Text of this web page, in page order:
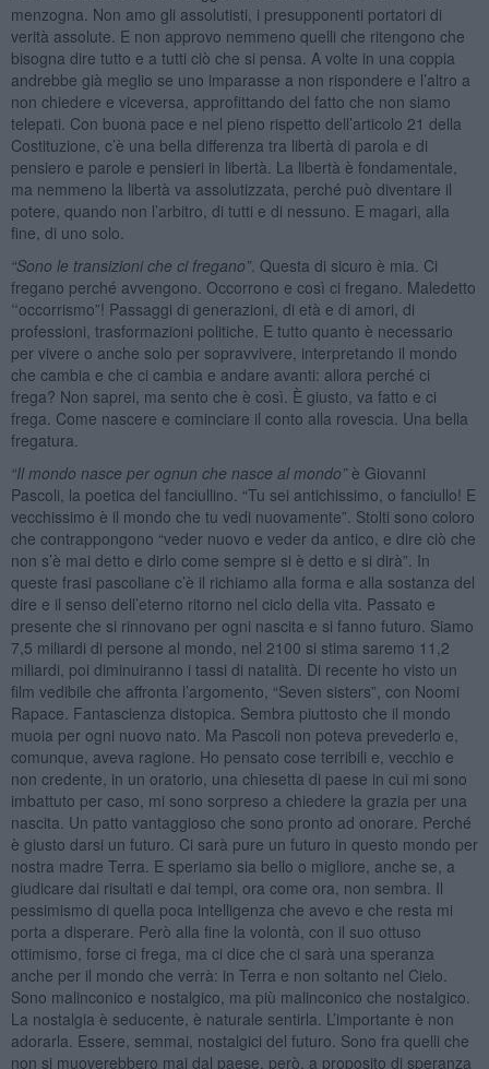
menzogna. Non amo gli assolutisti, i presupponenti portatori di
verità assolute. E non approvo nemmeno quelli che ritengono che
bisogna dire tutto e a tutti ciò che si pensa. A volte in una coppia
andrebbe già meglio se uno imparasse a non rispondere e l’altro a
non chiedere e viceversa, approfittando del fatto che non siamo
telepati. Con buona pace e nel pieno rispetto dell’articolo 21 della
Costituzione, c’è una bella differenza tra libertà di parola e di
pensiero e parole e pensieri in libertà. La libertà è fondamentale,
ma nemmeno la libertà va assolutizzata, perché può diventare il
potere, quando non l’arbitro, di tutti e di nessuno. E magari, alla
fine, di uno solo.
“Sono le transizioni che ci fregano”. Questa di sicuro è mia. Ci
fregano perché avvengono. Occorrono e così ci fregano. Maledetto
“occorrismo”! Passaggi di generazioni, di età e di amori, di
professioni, trasformazioni politiche. E tutto quanto è necessario
per vivere o anche solo per sopravvivere, interpretando il mondo
che cambia e che ci cambia e andare avanti: allora perché ci
frega? Non saprei, ma sento che è così. È giusto, va fatto e ci
frega. Come nascere e cominciare il conto alla rovescia. Una bella
fregatura.
“Il mondo nasce per ognun che nasce al mondo”è Giovanni
Pascoli, la poetica del fanciullino. “Tu sei antichissimo, o fanciullo! E
vecchissimo è il mondo che tu vedi nuovamente”. Stolti sono coloro
che contrappongono “veder nuovo e veder da antico, e dire ciò che
non s’è mai detto e dirlo come sempre si è detto e si dirà”. In
queste frasi pascoliane c’è il richiamo alla forma e alla sostanza del
dire e il senso dell’eterno ritorno nel ciclo della vita. Passato e
presente che si rinnovano per ogni nascita e si fanno futuro. Siamo
7,5 miliardi di persone al mondo, nel 2100 si stima saremo 11,2
miliardi, poi diminuiranno i tassi di natalità. Di recente ho visto un
film vedibile che affronta l’argomento, “Seven sisters”, con Noomi
Rapace. Fantascienza distopica. Sembra piuttosto che il mondo
muoia per ogni nuovo nato. Ma Pascoli non poteva prevederlo e,
comunque, aveva ragione. Ho pensato cose terribili e, vecchio e
non credente, in un oratorio, una chiesetta di paese in cui mi sono
imbattuto per caso, mi sono sorpreso a chiedere la grazia per una
nascita. Un patto vantaggioso che sono pronto ad onorare. Perché
è giusto darsi un futuro. Ci sarà pure un futuro in questo mondo per
nostra madre Terra. E speriamo sia bello o migliore, anche se, a
giudicare dai risultati e dai tempi, ora come ora, non sembra. Il
pessimismo di quella poca intelligenza che avevo e che resta mi
porta a disperare. Però alla fine la volontà, con il suo ottuso
ottimismo, forse ci frega, ma ci dice che ci sarà una speranza
anche per il mondo che verrà: in Terra e non soltanto nel Cielo.
Sono malinconico e nostalgico, ma più malinconico che nostalgico.
La nostalgia è seducente, è naturale sentirla. L’importante è non
adorarla. Essere, semmai, nostalgici del futuro. Sono fra quelli che
non si muoverebbero mai dal paese, però, a proposito di speranza